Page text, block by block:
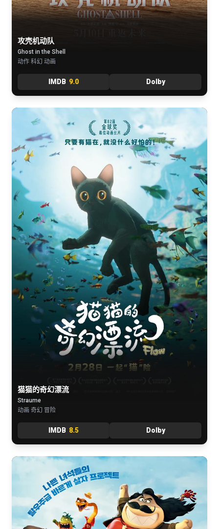
攻壳机动队
Ghost in the Shell
动作 科幻 动画
IMDB 9.0 Dolby
猫猫的奇幻漂流
Straume
动画 奇幻 冒险
IMDB 8.5 Dolby